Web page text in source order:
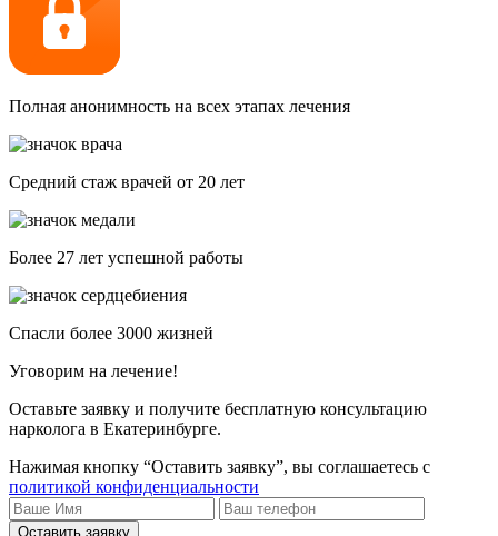
Полная анонимность на всех этапах лечения
Средний стаж врачей от 20 лет
Более 27 лет успешной работы
Спасли более 3000 жизней
Уговорим на лечение!
Оставьте заявку и получите бесплатную консультацию
нарколога в Екатеринбурге.
Нажимая кнопку “Оставить заявку”, вы соглашаетесь с
политикой конфиденциальности
Оставить заявку